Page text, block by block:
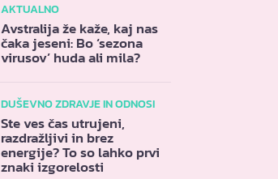
AKTUALNO
Avstralija že kaže, kaj nas
čaka jeseni: Bo ‘sezona
virusov’ huda ali mila?
DUŠEVNO ZDRAVJE IN ODNOSI
Ste ves čas utrujeni,
razdražljivi in brez
energije? To so lahko prvi
znaki izgorelosti